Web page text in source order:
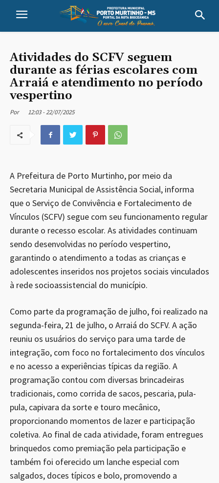
Atividades do SCFV seguem
durante as férias escolares com
Arraiá e atendimento no período
vespertino
Por 12:03 - 22/07/2025
A Prefeitura de Porto Murtinho, por meio da
Secretaria Municipal de Assistência Social, informa
que o Serviço de Convivência e Fortalecimento de
Vínculos (SCFV) segue com seu funcionamento regular
durante o recesso escolar. As atividades continuam
sendo desenvolvidas no período vespertino,
garantindo o atendimento a todas as crianças e
adolescentes inseridos nos projetos sociais vinculados
à rede socioassistencial do município.
Como parte da programação de julho, foi realizado na
segunda-feira, 21 de julho, o Arraiá do SCFV. A ação
reuniu os usuários do serviço para uma tarde de
integração, com foco no fortalecimento dos vínculos
e no acesso a experiências típicas da região. A
programação contou com diversas brincadeiras
tradicionais, como corrida de sacos, pescaria, pula-
pula, capivara da sorte e touro mecânico,
proporcionando momentos de lazer e participação
coletiva. Ao final de cada atividade, foram entregues
brinquedos como premiação pela participação e
também foi oferecido um lanche especial com
salgados, doces típicos e bolo, promovendo a